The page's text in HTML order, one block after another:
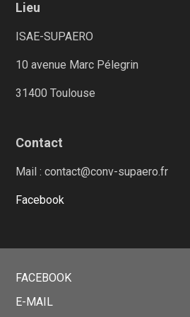
Lieu
ISAE-SUPAERO
10 avenue Marc Pélegrin
31400 Toulouse
Contact
Mail : contact@conv-supaero.fr
Facebook
FACEBOOK
E-MAIL